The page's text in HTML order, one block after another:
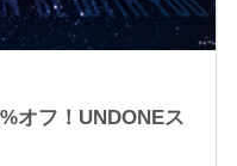
オフ！UNDONEス